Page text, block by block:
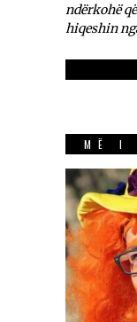
ndërkohë
hiqeshin
MË I